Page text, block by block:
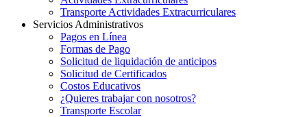
Transporte Actividades Extracurriculares
Servicios Administrativos
Pagos en Línea
Formas de Pago
Solicitud de liquidación de anticipos
Solicitud de Certificados
Costos Educativos
¿Quieres trabajar con nosotros?
Transporte Escolar